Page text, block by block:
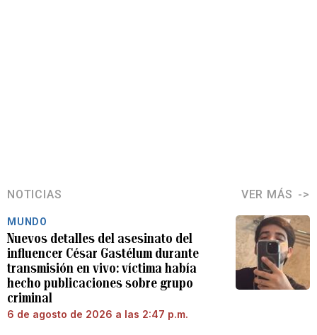
NOTICIAS VER MÁS
MUNDO
Nuevos detalles del asesinato del
influencer César Gastélum durante
transmisión en vivo: víctima había
hecho publicaciones sobre grupo
criminal
6 de agosto de 2026 a las 2:47 p.m.